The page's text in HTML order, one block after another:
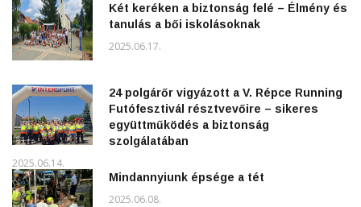
Két keréken a biztonság felé – Élmény és
tanulás a bői iskolásoknak
2025.06.17.
24 polgárőr vigyázott a V. Répce Running
Futófesztivál résztvevőire – sikeres
együttműködés a biztonság
szolgálatában
2025.06.14.
Mindannyiunk épsége a tét
2025.06.08.